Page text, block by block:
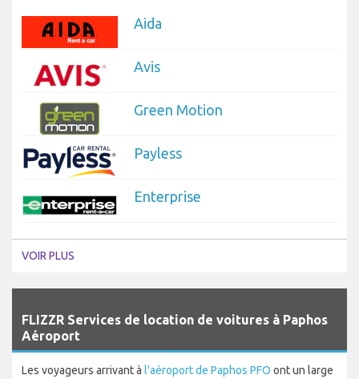
Aida
Avis
Green Motion
Payless
Enterprise
VOIR PLUS
FLIZZR Services de location de voitures à Paphos
Aéroport
Les voyageurs arrivant à l'aéroport de Paphos PFO ont un large